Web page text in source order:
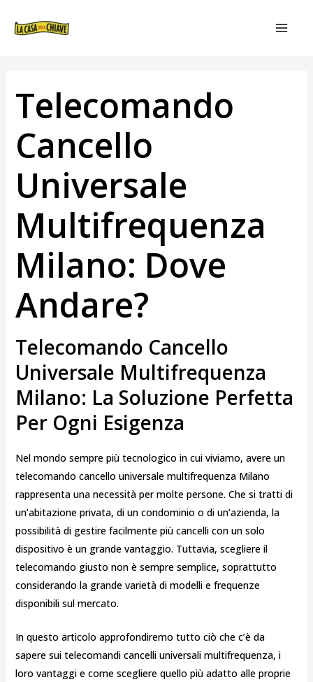
Telecomando
Cancello
Universale
Multifrequenza
Milano: Dove
Andare?
Telecomando Cancello
Universale Multifrequenza
Milano: La Soluzione Perfetta
Per Ogni Esigenza
Nel mondo sempre più tecnologico in cui viviamo, avere un
telecomando cancello universale multifrequenza Milano
rappresenta una necessità per molte persone. Che si tratti di
un’abitazione privata, di un condominio o di un’azienda, la
possibilità di gestire facilmente più cancelli con un solo
dispositivo è un grande vantaggio. Tuttavia, scegliere il
telecomando giusto non è sempre semplice, soprattutto
considerando la grande varietà di modelli e frequenze
disponibili sul mercato.
In questo articolo approfondiremo tutto ciò che c’è da
sapere sui telecomandi cancelli universali multifrequenza, i
loro vantaggi e come scegliere quello più adatto alle proprie
ARTICOLI